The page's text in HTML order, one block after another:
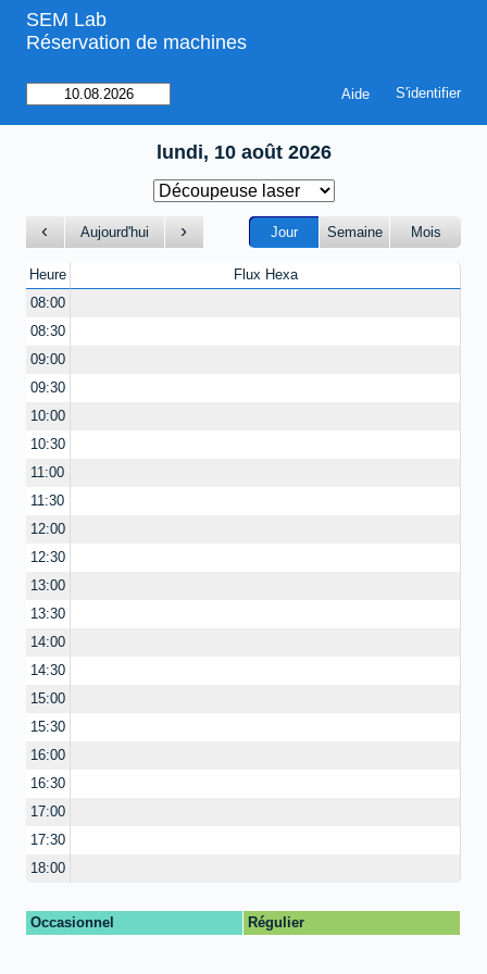
SEM Lab
Réservation de machines
Aide
lundi, 10 août 2026
Aujourd'hui Jour Semaine Mois
Heure
Flux Hexa
08:00
08:30
09:00
09:30
10:00
10:30
11:00
11:30
12:00
12:30
13:00
13:30
14:00
14:30
15:00
15:30
16:00
16:30
17:00
17:30
18:00
Occasionnel Régulier